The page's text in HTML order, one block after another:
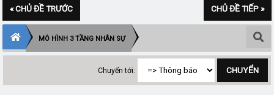
« CHỦ ĐỀ TRƯỚC CHỦ ĐỀ TIẾP »
MÔ HÌNH 3 TẦNG NHÂN SỰ
Chuyển tới: